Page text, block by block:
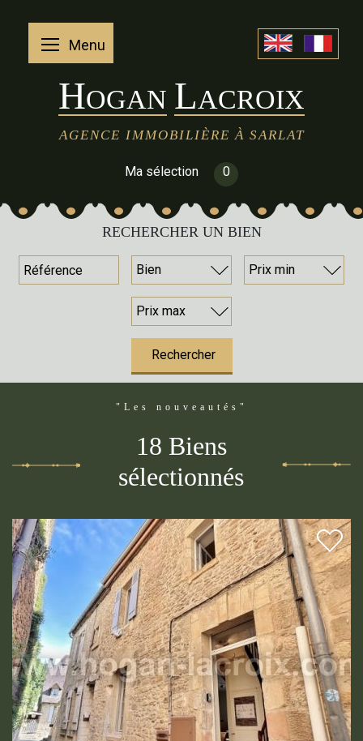
Menu
HOGAN LACROIX
AGENCE IMMOBILIÈRE À SARLAT
Ma sélection 0
RECHERCHER UN BIEN
"Les nouveautés"
18 Biens
sélectionnés